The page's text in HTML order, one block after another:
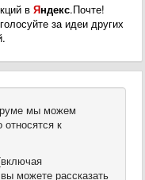
в Яндекс.Почте!
за идеи других
мы можем
к
можете рассказать